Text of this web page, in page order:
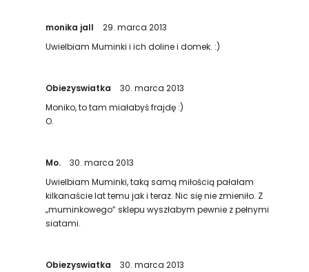
monika jall
29. marca 2013
Uwielbiam Muminki i ich doline i domek. :)
Obiezyswiatka
30. marca 2013
Moniko, to tam miałabyś frajdę :)
O.
Mo.
30. marca 2013
Uwielbiam Muminki, taką samą miłością pałałam
kilkanaście lat temu jak i teraz. Nic się nie zmieniło. Z
„muminkowego” sklepu wyszłabym pewnie z pełnymi
siatami.
Obiezyswiatka
30. marca 2013